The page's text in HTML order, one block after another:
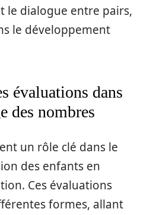
le dialogue entre pairs,
le développement
évaluations dans
des nombres
un rôle clé dans le
des enfants en
Ces évaluations
formes, allant